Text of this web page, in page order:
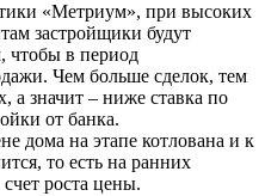
«Метриум», при высоких
застройщики будут
чтобы в период
Чем больше сделок, тем
а значит – ниже ставка по
от банка.
дома на этапе котлована и к
то есть на ранних
роста цены.